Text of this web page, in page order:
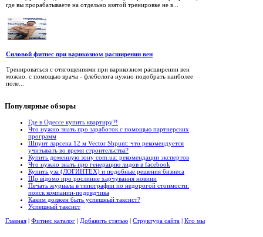
где вы прорабатываете на отдельно взятой тренировке не в...
Силовой фитнес при варикозном расширении вен
Тренироваться с отягощениями при варикозном расширении вен
можно. с помощью врача - флеболога нужно подобрать наиболее
поле...
Популярные обзоры
Где в Одессе купить квартиру?!
Что нужно знать про заработок с помощью партнерских
программ
Шпунт ларсена 12 м Vector Shpunt: что рекомендуется
учитывать во время строительства?
Купить доменную зону com.ua: рекомендации экспертов
Что нужно знать про генерацию лидов в facebook
Купить уза (ЛОГИНТЕХ) и подобные решения бизнеса
Що відомо про рослинне харчування новини
Печать журнала в типографии по недорогой стоимости:
поиск компании-подрядчика
Каким должен быть успешный таксист?
Успешный таксист
Главная | Фитнес каталог | Добавить статью | Структура сайта | Кто мы